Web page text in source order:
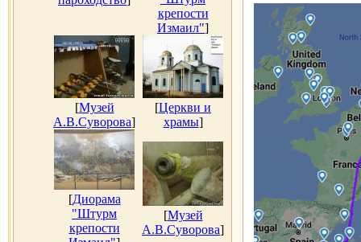
крепости
Измаил"]
[Музей
А.В.Суворова]
[Церкви и
храмы]
[Диорама
"Штурм
крепости
[Музей
А.В.Суворова]